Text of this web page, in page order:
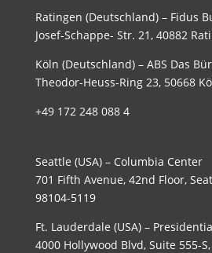
Ratingen (Deutschland) – Fidus
Josef-Schappe- Str. 21, 40882
Köln (Deutschland) – ABS Das
Theodor-Heuss-Ring 23, 50668
+49 172 248 088 4
Seattle (USA) – Columbia Center
701 Fifth Avenue, 42nd Floor,
98104-5119
Ft. Lauderdale (USA) –
4000 Hollywood Blvd, Suite 555-